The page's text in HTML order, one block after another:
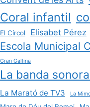
Coral infantil
El Círcol
Elisabet Pérez
Escola Municipal
Gran Gallina
La banda
La Marató de TV3 La